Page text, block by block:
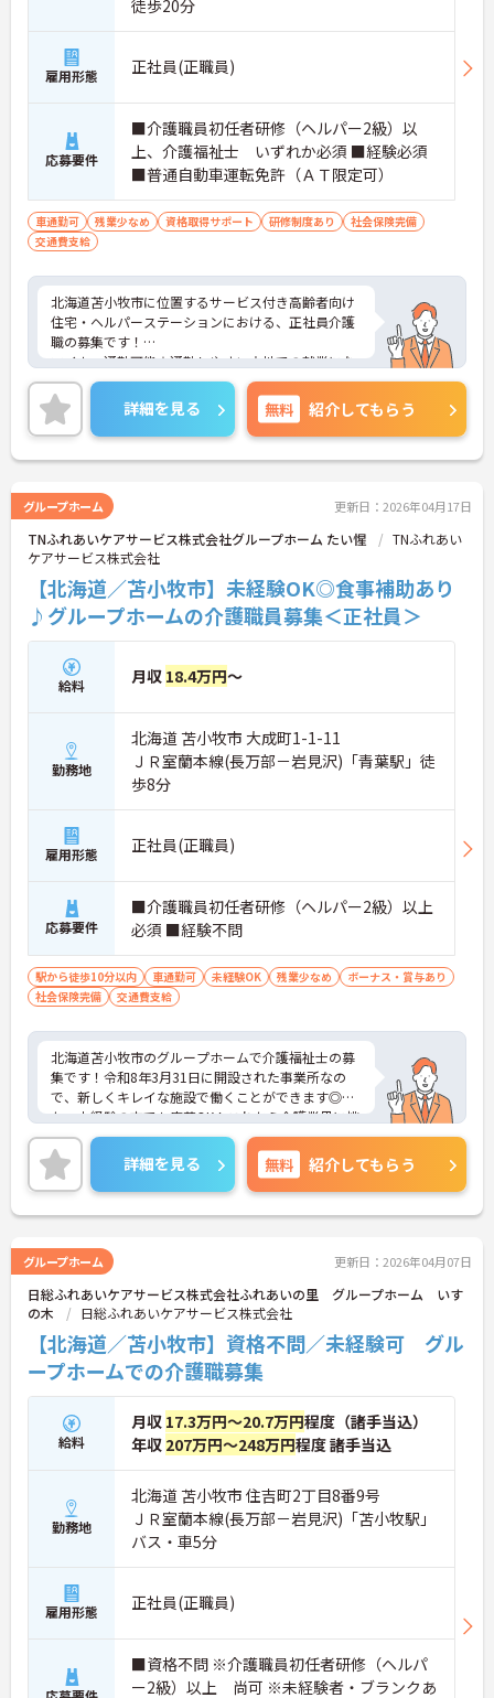
徒歩20分
雇用形態 正社員(正職員)
応募要件
■介護職員初任者研修（ヘルパー2級）以
上、介護福祉士 いずれか必須 ■経験必須
■普通自動車運転免許（ＡＴ限定可）
車通勤可 残業少なめ 資格取得サポート 研修制度あり
社会保険完備
交通費支給
北海道苫小牧市に位置するサービス付き高齢者向け
住宅・ヘルパーステーションにおける、正社員介護
職の募集です！
マイカー通勤可能☆通勤しやすい立地での就業にな
ります！
ご興味ある方には、面接対策ポイントなど、さらに
詳細をお話しいたしますのでお気軽にご相談くださ
い。
詳細を見る 無料 紹介してもらう
グループホーム 更新日：2026年04月17日
TNふれあいケアサービス株式会社グループホーム たい惺
TNふれあい
ケアサービス株式会社
【北海道／苫小牧市】未経験OK◎食事補助あり
♪グループホームの介護職員募集＜正社員＞
給料 月収 18.4万円～
勤務地
北海道 苫小牧市 大成町1-1-11
ＪＲ室蘭本線(長万部－岩見沢)「青葉駅」徒
歩8分
雇用形態 正社員(正職員)
応募要件
■介護職員初任者研修（ヘルパー2級）以上
必須 ■経験不問
駅から徒歩10分以内 車通勤可 未経験OK 残業少なめ
ボーナス・賞与あり
社会保険完備
交通費支給
北海道苫小牧市のグループホームで介護福祉士の募
集です！令和8年3月31日に開設された事業所なの
で、新しくキレイな施設で働くことができます◎ま
た、未経験の方でも応募OK！これから介護業界に挑
戦したいという方にピッタリの職場です♪ご興味の
ある方は面接ポイントをお伝えしますので、お気軽
にご連絡ください！
詳細を見る 無料 紹介してもらう
グループホーム 更新日：2026年04月07日
日総ふれあいケアサービス株式会社ふれあいの里 グループホーム いす
の木
日総ふれあいケアサービス株式会社
【北海道／苫小牧市】資格不問／未経験可 グル
ープホームでの介護職募集
給料
月収 17.3万円～20.7万円程度（諸手当込）
年収 207万円～248万円程度 諸手当込
勤務地
北海道 苫小牧市 住吉町2丁目8番9号
ＪＲ室蘭本線(長万部－岩見沢)「苫小牧駅」
バス・車5分
雇用形態 正社員(正職員)
■資格不問 ※介護職員初任者研修（ヘルパ
ー2級）以上 尚可 ※未経験者・ブランクあ